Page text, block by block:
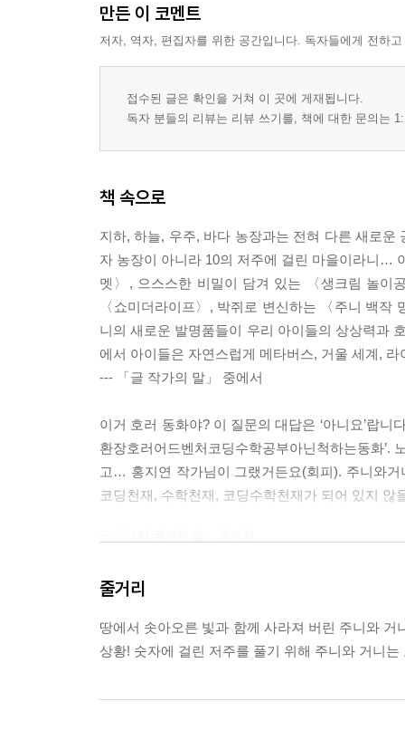
만든 이 코멘트
저자, 역자, 편집자를 위한 공간입니다. 독자들에게 전하
접수된 글은 확인을 거쳐 이 곳에 게재됩니다.
독자 분들의 리뷰는 리뷰 쓰기를, 책에 대한 문의는
책 속으로
지하, 하늘, 우주, 바다 농장과는 전혀 다른 새로
자 농장이 아니라 10의 저주에 걸린 마을이라니…
멧〉, 으스스한 비밀이 담겨 있는 〈생크림 놀이
〈쇼미더라이프〉, 박쥐로 변신하는 〈주니 백
니의 새로운 발명품들이 우리 아이들의 상상력과
에서 아이들은 자연스럽게 메타버스, 거울 세계,
--- 「글 작가의 말」 중에서
이거 호러 동화야? 이 질문의 대답은 ‘아니요’랍니
환장호러어드벤처코딩수학공부아닌척하는동화’.
고… 홍지연 작가님이 그랬거든요(회피). 주니와
코딩천재, 수학천재, 코딩수학천재가 되어 있지 않
줄거리
땅에서 솟아오른 빛과 함께 사라져 버린 주니와
상황! 숫자에 걸린 저주를 풀기 위해 주니와 거니